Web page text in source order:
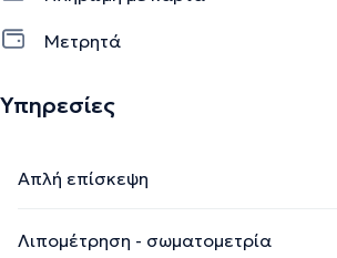
Μετρητά
Υπηρεσίες
Απλή επίσκεψη
Λιπομέτρηση - σωματομετρία